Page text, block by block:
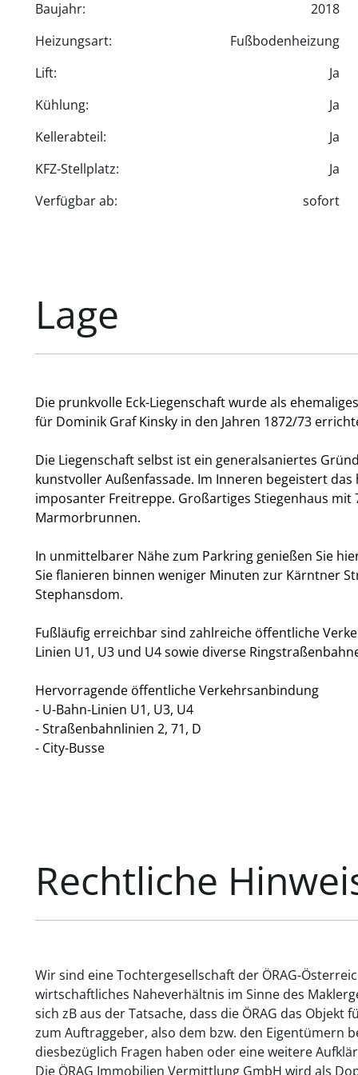
- Überwachung in allen Wohnräumen und vor der
Baujahr:
2018
Heizungsart:
Fußbodenheizung
Lift:
Ja
Kühlung:
Ja
Kellerabteil:
Ja
KFZ-Stellplatz:
Ja
Verfügbar ab:
sofort
Lage
Die prunkvolle Eck-Liegenschaft wurde als
für Dominik Graf Kinsky in den Jahren 1872/73
Die Liegenschaft selbst ist ein generalsaniertes
kunstvoller Außenfassade. Im Inneren begeistert
imposanter Freitreppe. Großartiges Stiegenhaus mit
Marmorbrunnen.
In unmittelbarer Nähe zum Parkring genießen Sie
Sie flanieren binnen weniger Minuten zur Kärntner
Stephansdom.
Fußläufig erreichbar sind zahlreiche öffentliche
Linien U1, U3 und U4 sowie diverse
Hervorragende öffentliche Verkehrsanbindung
- U-Bahn-Linien U1, U3, U4
- Straßenbahnlinien 2, 71, D
- City-Busse
Rechtliche
Wir sind eine Tochtergesellschaft der ÖRAG-
wirtschaftliches Naheverhältnis im Sinne des
sich zB aus der Tatsache, dass die ÖRAG das
zum Auftraggeber, also dem bzw. den Eigentümern
diesbezüglich Fragen haben oder eine weitere
Die ÖRAG Immobilien Vermittlung GmbH wird als